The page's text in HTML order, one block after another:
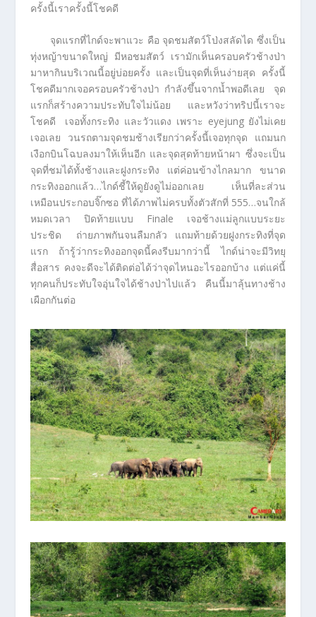
ครั้งนี้เราครั้งนี้โชคดี
จุดแรกที่ไกด์จะพาแวะ คือ จุดชมสัตว์โป่งสลัดได ซึ่งเป็น
ทุ่งหญ้าขนาดใหญ่ มีหอชมสัตว์ เรามักเห็นครอบครัวช้างป่า
มาหากินบริเวณนี้อยู่บ่อยครั้ง และเป็นจุดที่เห็นง่ายสุด ครั้งนี้
โชคดีมากเจอครอบครัวช้างป่า กำลังขึ้นจากน้ำพอดีเลย จุด
แรกก็สร้างความประทับใจไม่น้อย และหวังว่าทริปนี้เราจะ
โชคดี เจอทั้งกระทิง และวัวแดง เพราะ eyejung ยังไม่เคย
เจอเลย วนรถตามจุดชมช้างเรียกว่าครั้งนี้เจอทุกจุด แถมนก
เงือกบินโฉบลงมาให้เห็นอีก และจุดสุดท้ายหน้าผา ซึ่งจะเป็น
จุดที่ชมได้ทั้งช้างและฝูงกระทิง แต่ค่อนข้างไกลมาก ขนาด
กระทิงออกแล้ว…ไกด์ชี้ให้ดูยังดูไม่ออกเลย เห็นที่ละส่วน
เหมือนประกอบจิ๊กซอ ที่ได้ภาพไม่ครบทั้งตัวสักที่ 555…จนใกล้
หมดเวลา ปิดท้ายแบบ Finale เจอช้างแม่ลูกแบบระยะ
ประชิด ถ่ายภาพกันจนลืมกลัว แถมท้ายด้วยฝูงกระทิงที่จุด
แรก ถ้ารู้ว่ากระทิงออกจุดนี้คงรีบมากว่านี้ ไกด์น่าจะมีวิทยุ
สื่อสาร คงจะดีจะได้ติดต่อได้ว่าจุดไหนอะไรออกบ้าง แต่แค่นี้
ทุกคนก็ประทับใจอุ่นใจได้ช้างป่าไปแล้ว คืนนี้มาลุ้นทางช้าง
เผือกกันต่อ